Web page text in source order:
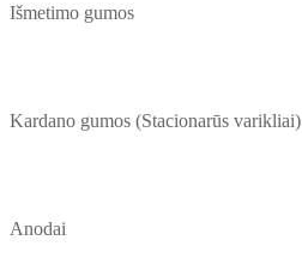
Išmetimo gumos
Kardano gumos (Stacionarūs varikliai)
Anodai